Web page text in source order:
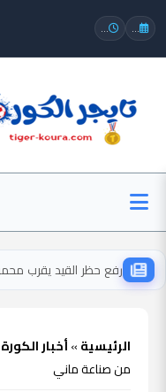
...
...
الرئيسية»أخبار الكورة
من صناعة ماني